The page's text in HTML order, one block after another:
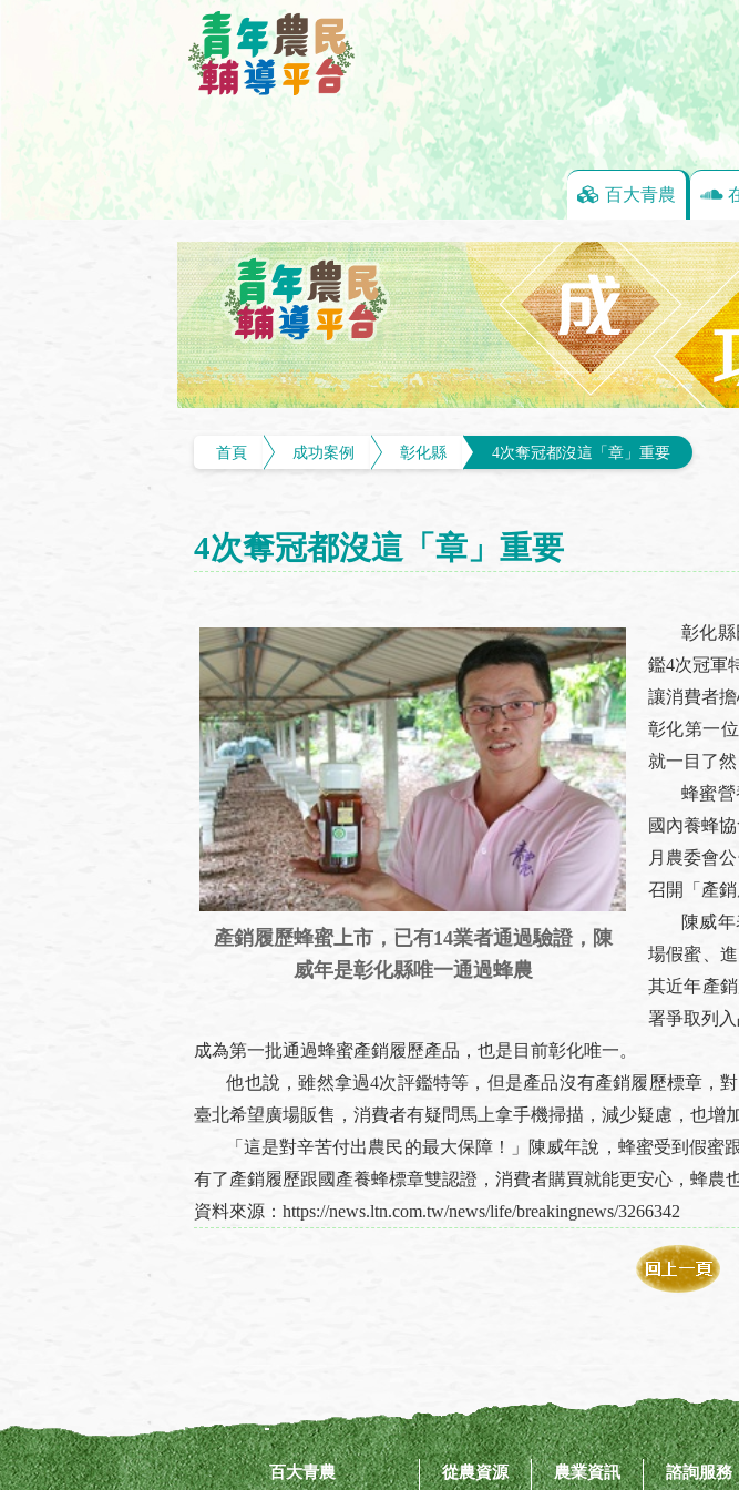
百大青農
首頁 成功案例 彰化縣 4次奪冠都沒這「章」重要
4次奪冠都沒這「章」重要
產銷履歷蜂蜜上市，已有14業者通過驗證，陳
威年是彰化縣唯一通過蜂農
彰化縣田
鑑4次冠軍
讓消費者
彰化第一
就一目了
蜂蜜營養
國內養蜂
月農委會
召開「產
陳威年表
場假蜜、
其近年產
署爭取列
成為第一批通過蜂蜜產銷履歷產品，也是目前彰化唯一。
他也說，雖然拿過4次評鑑特等，但是產品沒有產銷履歷標章，
臺北希望廣場販售，消費者有疑問馬上拿手機掃描，減少疑慮，也增
「這是對辛苦付出農民的最大保障！」陳威年說，蜂蜜受到假蜜
有了產銷履歷跟國產養蜂標章雙認證，消費者購買就能更安心，蜂農
資料來源：https://news.ltn.com.tw/news/life/breakingnews/3266342
百大青農
從農資源
農業資訊
諮詢服務